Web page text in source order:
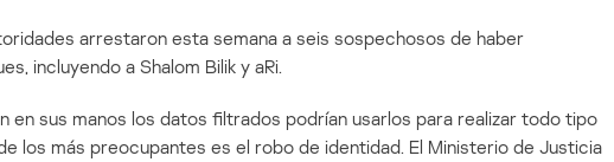
arrestaron esta semana a seis sospechosos de haber
incluyendo a Shalom Bilik y aRi.
en sus manos los datos filtrados podrían usarlos para realizar todo tipo
los más preocupantes es el robo de identidad. El Ministerio de Justicia